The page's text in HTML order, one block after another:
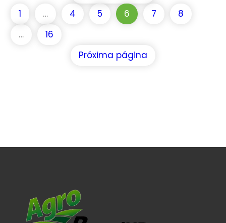
1
… 4 5 6 7
8
…
16
Próxima página